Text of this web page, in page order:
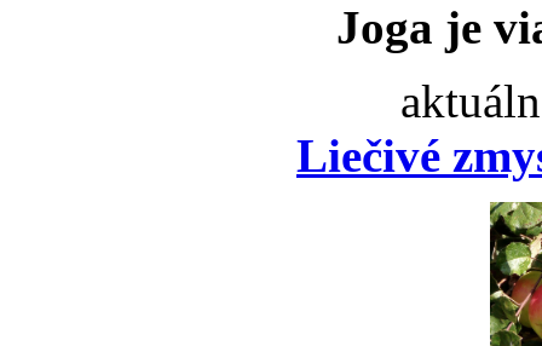
Joga je
Liečivé